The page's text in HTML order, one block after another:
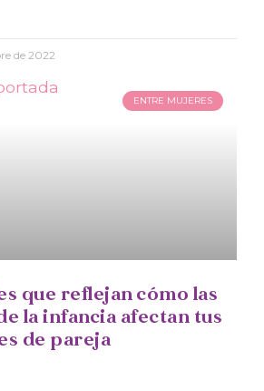
de 2022
ENTRE MUJERES
que reflejan cómo las
la infancia afectan tus
de pareja